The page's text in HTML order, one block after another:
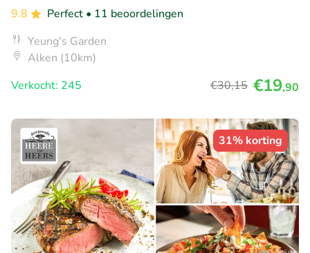
9.8
Perfect • 11 beoordelingen
Yeung's Garden
Alken (10km)
Verkocht: 245
€30,15 €19,90
31% korting